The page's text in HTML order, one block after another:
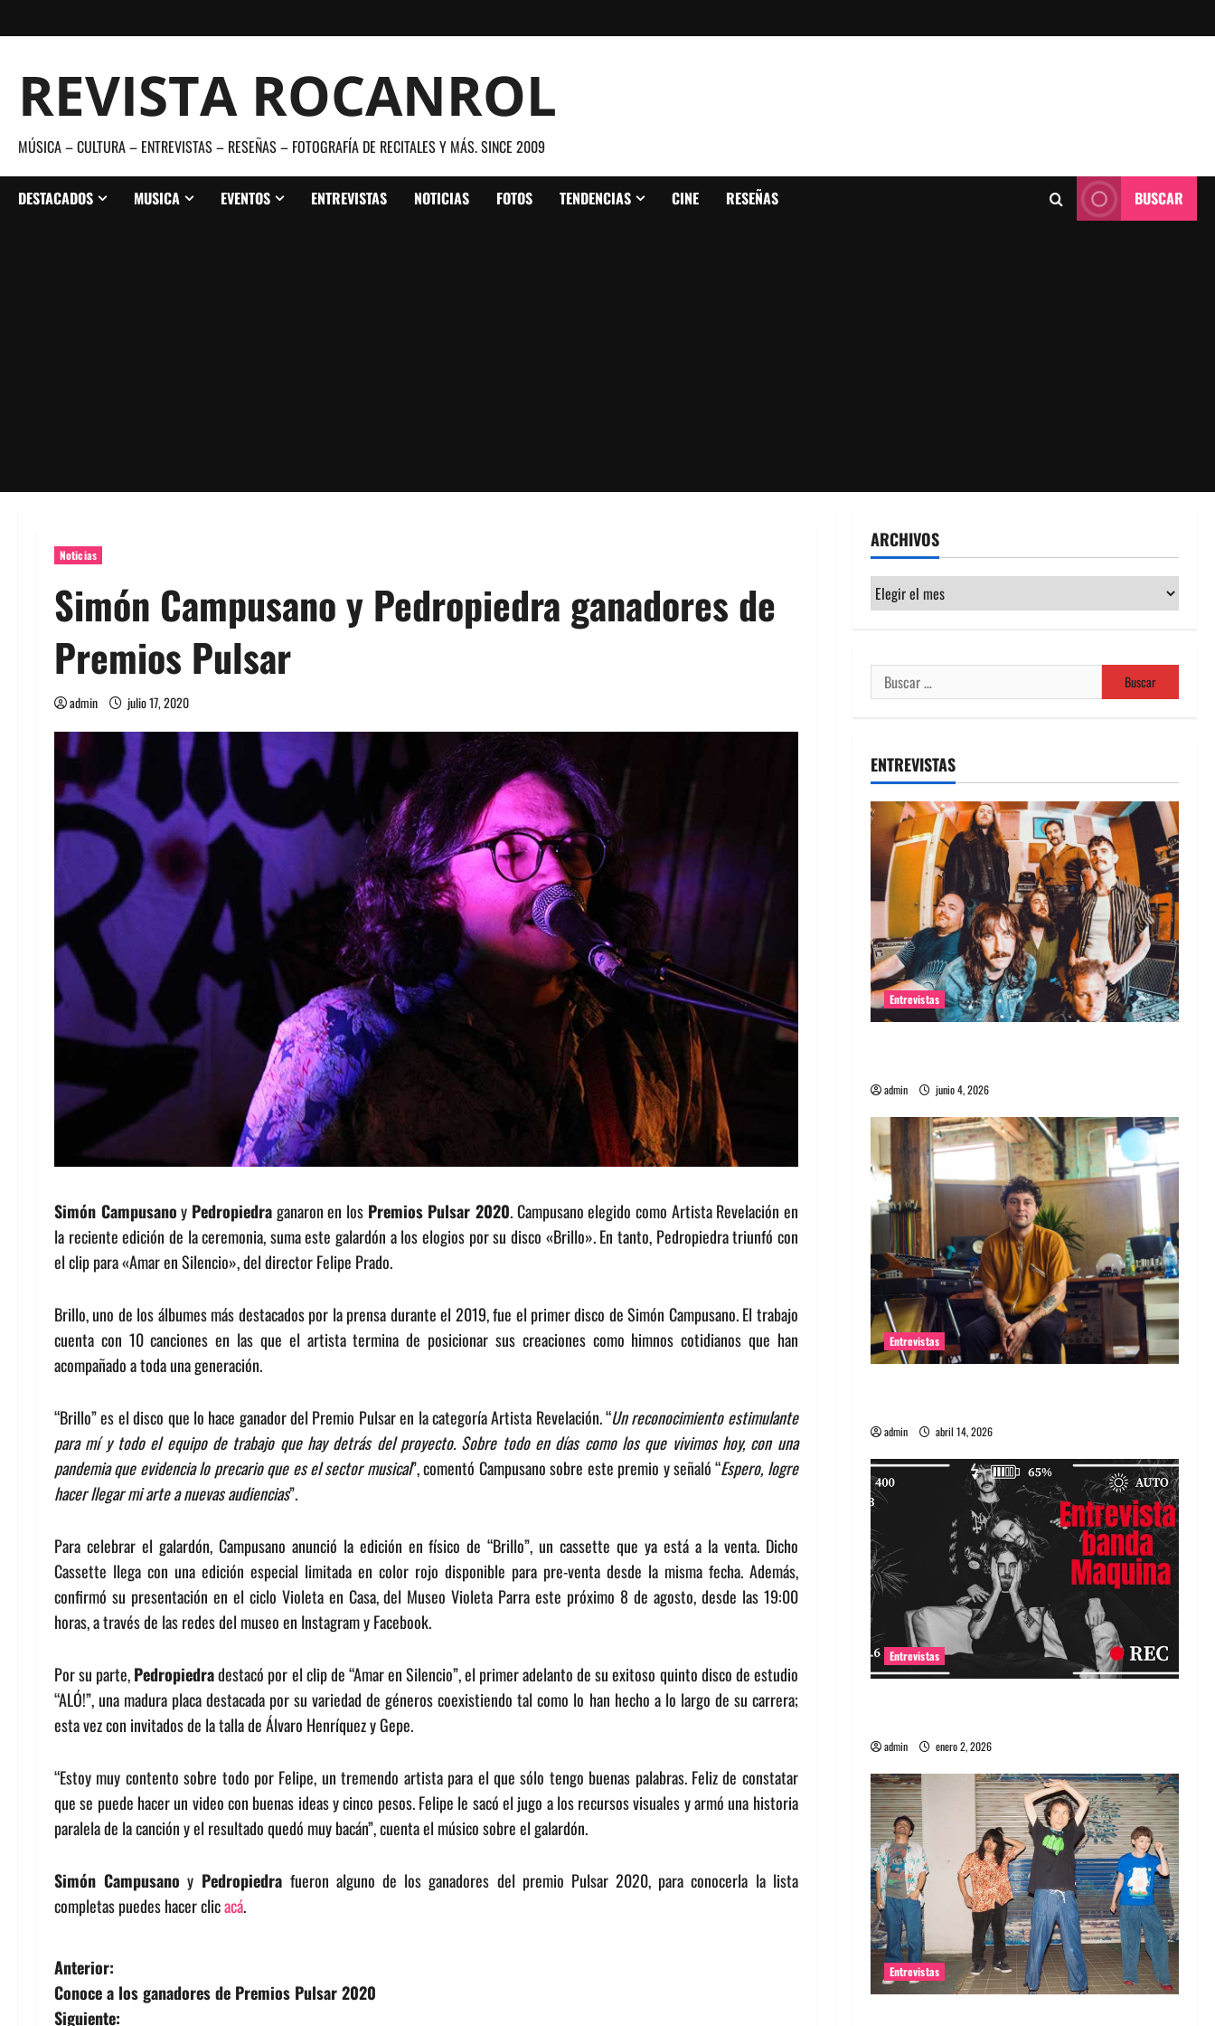
al
REVISTA ROCANROL
MÚSICA – CULTURA – ENTREVISTAS – RESEÑAS – FOTOGRAFÍA DE RECITALES Y MÁS. SINCE 2009
DESTACADOS MUSICA EVENTOS ENTREVISTAS NOTICIAS FOTOS TENDENCIAS CINE RESEÑAS BUSCAR
Noticias
Simón Campusano y Pedropiedra ganadores de
Premios Pulsar
admin julio 17, 2020
Simón Campusanoy Pedropiedraganaron en los Premios Pulsar 2020. Campusano elegido como Artista Revelación en
la reciente edición de la ceremonia, suma este galardón a los elogios por su disco «Brillo». En tanto, Pedropiedra triunfó con
el clip para «Amar en Silencio», del director Felipe Prado.
Brillo, uno de los álbumes más destacados por la prensa durante el 2019, fue el primer disco de Simón Campusano. El trabajo
cuenta con 10 canciones en las que el artista termina de posicionar sus creaciones como himnos cotidianos que han
acompañado a toda una generación.
“Brillo” es el disco que lo hace ganador del Premio Pulsar en la categoría Artista Revelación. “Un reconocimiento estimulante
para mí y todo el equipo de trabajo que hay detrás del proyecto. Sobre todo en días como los que vivimos hoy, con una
pandemia que evidencia lo precario que es el sector musical”, comentó Campusano sobre este premio y señaló “Espero, logre
hacer llegar mi arte a nuevas audiencias”.
Para celebrar el galardón, Campusano anunció la edición en físico de “Brillo”, un cassette que ya está a la venta. Dicho
Cassette llega con una edición especial limitada en color rojo disponible para pre-venta desde la misma fecha. Además,
confirmó su presentación en el ciclo Violeta en Casa, del Museo Violeta Parra este próximo 8 de agosto, desde las 19:00
horas, a través de las redes del museo en Instagram y Facebook.
Por su parte,Pedropiedradestacó por el clip de “Amar en Silencio”, el primer adelanto de su exitoso quinto disco de estudio
“ALÓ!”, una madura placa destacada por su variedad de géneros coexistiendo tal como lo han hecho a lo largo de su carrera;
esta vez con invitados de la talla de Álvaro Henríquez y Gepe.
“Estoy muy contento sobre todo por Felipe, un tremendo artista para el que sólo tengo buenas palabras. Feliz de constatar
que se puede hacer un video con buenas ideas y cinco pesos. Felipe le sacó el jugo a los recursos visuales y armó una historia
paralela de la canción y el resultado quedó muy bacán”, cuenta el músico sobre el galardón.
Simón Campusano y Pedropiedra fueron alguno de los ganadores del premio Pulsar 2020, para conocerla la lista
completas puedes hacer clicacá.
N
a
Anterior:
Conoce a los ganadores de Premios Pulsar 2020
Siguiente:
ARCHIVOS
Archivos
Buscar:
ENTREVISTAS
Entrevistas
admin junio 4, 2026
Entrevistas
admin abril 14, 2026
Entrevistas
admin enero 2, 2026
Entrevistas